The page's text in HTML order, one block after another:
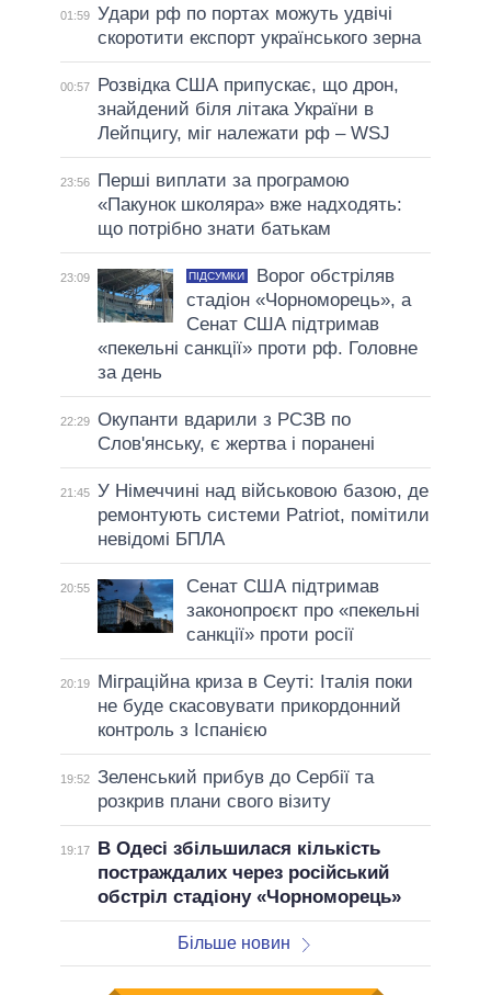
01:59 Удари рф по портах можуть удвічі
скоротити експорт українського зерна
00:57
Розвідка США припускає, що дрон,
знайдений біля літака України в
Лейпцигу, міг належати рф – WSJ
23:56
Перші виплати за програмою
«Пакунок школяра» вже надходять:
що потрібно знати батькам
23:09 ПІДСУМКИ
Ворог обстріляв
стадіон «Чорноморець», а
Сенат США підтримав
«пекельні санкції» проти рф. Головне
за день
22:29 Окупанти вдарили з РСЗВ по
Слов'янську, є жертва і поранені
21:45 У Німеччині над військовою базою, де
ремонтують системи Patriot, помітили
невідомі БПЛА
20:55
Сенат США підтримав
законопроєкт про «пекельні
санкції» проти росії
20:19
Міграційна криза в Сеуті: Італія поки
не буде скасовувати прикордонний
контроль з Іспанією
19:52 Зеленський прибув до Сербії та
розкрив плани свого візиту
19:17
В Одесі збільшилася кількість
постраждалих через російський
обстріл стадіону «Чорноморець»
Більше новин